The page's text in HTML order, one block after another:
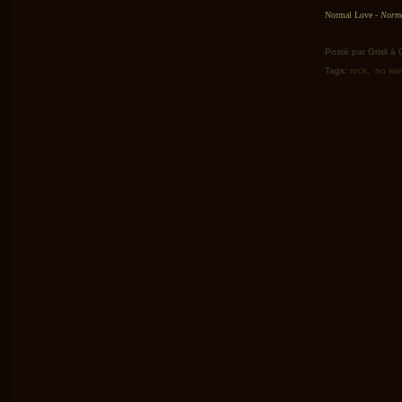
Normal Love -
Posté par Grisli à
Tags: rock no